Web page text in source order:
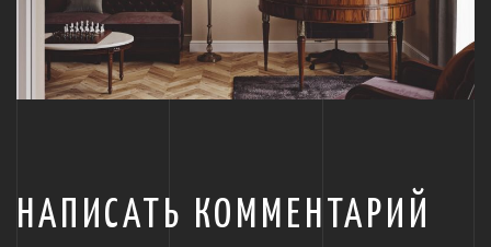
НАПИСАТЬ КОММЕНТАРИЙ